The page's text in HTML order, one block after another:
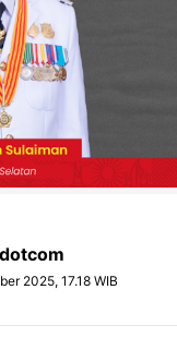
2025, 17.18 WIB